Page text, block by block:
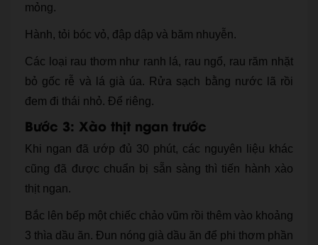
mỏng.
Hành, tỏi bóc vỏ, đập dập và băm nhuyễn.
Các loại rau thơm như ranh lá, rau ngổ, rau răm nhặt
bỏ gốc rễ và lá già úa. Rửa sạch bằng nước lã rồi
đem đi thái nhỏ. Để riêng.
Bước 3: Xào thịt ngan trước
Khi ngan đã ướp đủ 30 phút, các nguyên liệu khác
cũng đã được chuẩn bị sẵn sàng thì tiến hành xào
thịt ngan.
Bắc lên bếp một chiếc chảo vũm rồi thêm vào khoảng
3 thìa dầu ăn. Đun nóng già dầu ăn để phi thơm phần